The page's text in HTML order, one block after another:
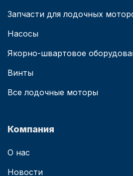
Запчасти для лодочных
Насосы
Якорно-швартовое
Винты
Все лодочные моторы
Компания
О нас
Новости